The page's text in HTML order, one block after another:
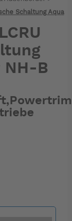
Schaltung Aqua
NH-B